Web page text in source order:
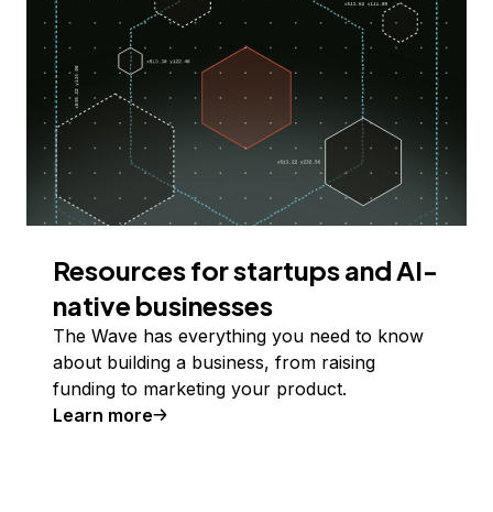
Resources for startups and AI-
native businesses
The Wave has everything you need to know
about building a business, from raising
funding to marketing your product.
Learn more